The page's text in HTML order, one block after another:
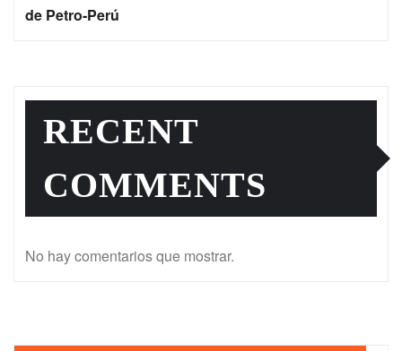
de Petro-Perú
RECENT
COMMENTS
No hay comentarios que mostrar.